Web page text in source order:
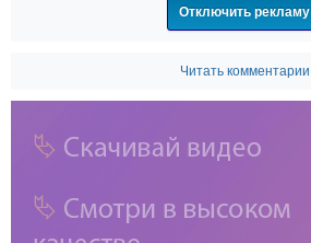
Отключить рекламу
Читать комментарии